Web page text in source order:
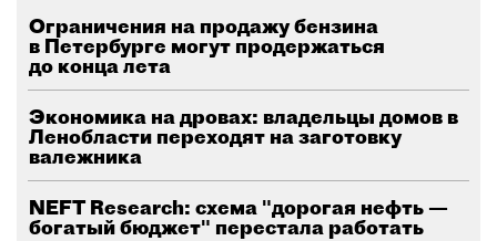
Ограничения на продажу бензина
в Петербурге могут продержаться
до конца лета
Экономика на дровах: владельцы домов в
Ленобласти переходят на заготовку
валежника
NEFT Research: схема "дорогая нефть —
богатый бюджет" перестала работать